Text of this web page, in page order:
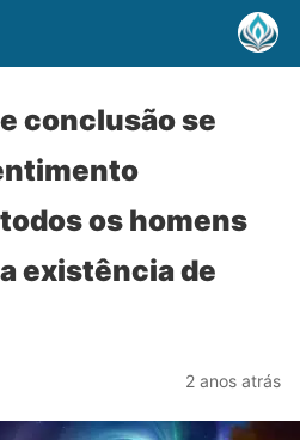
conclusão se
os homens
existência de
2 anos atrás